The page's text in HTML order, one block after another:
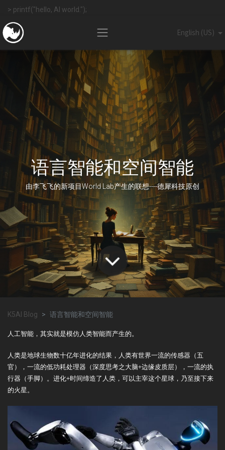
> printf("hello, AI world.");
English (US)
语言智能和空间智能
由李飞飞的新项目World Lab产生的联想----德犀科技原创
K5AI Blog 语言智能和空间智能
人工智能，其实就是模仿人类智能而产生的。
人类是地球生物数十亿年进化的结果，人类有世界一流的传感器（五
官），一流的低功耗处理器（深度思考之大脑+边缘皮质层），一流的执
行器（手脚）。进化+时间缔造了人类，可以主宰这个星球，乃至接下来
的火星。